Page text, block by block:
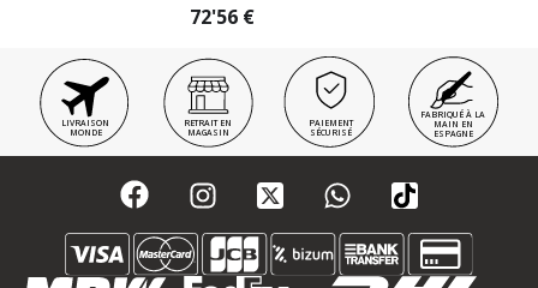
72'56 €
LIVRAISON
MONDE
RETRAIT EN
MAGASIN
PAIEMENT
SÉCURISÉ
FABRIQUÉ À LA
MAIN EN
ESPAGNE